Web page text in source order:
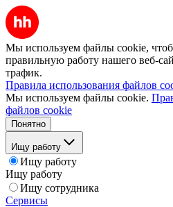
Мы используем файлы cookie,
правильную работу нашего веб-
трафик.
Правила использования файлов
Мы используем файлы cookie.
файлов cookie
Понятно
Ищу работу
Ищу работу
Ищу работу
Ищу сотрудника
Сервисы